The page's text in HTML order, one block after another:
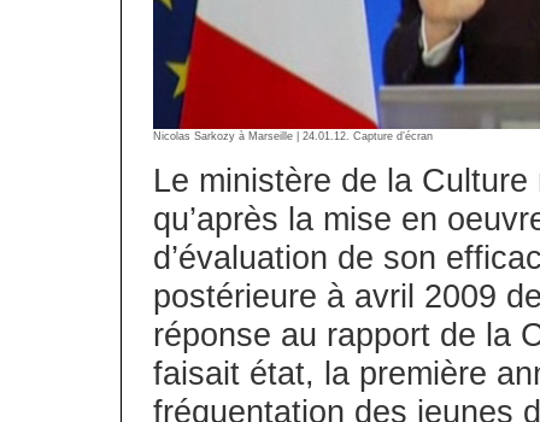
Nicolas Sarkozy à Marseille | 24.01.12. Capture d’écran
Le ministère de la
qu’après la mise en
d’évaluation de son
postérieure à avril 2009
réponse au rapport de la
faisait état, la première
fréquentation des jeunes